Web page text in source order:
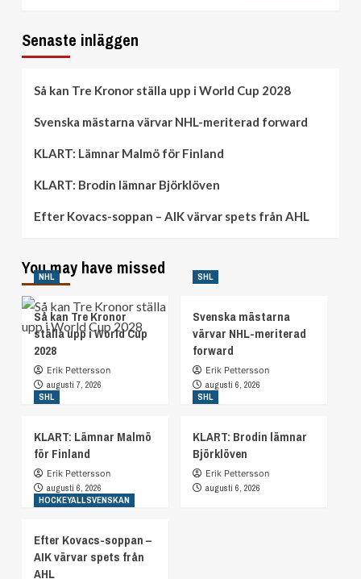
Senaste inläggen
Så kan Tre Kronor ställa upp i World Cup 2028
Svenska mästarna värvar NHL-meriterad forward
KLART: Lämnar Malmö för Finland
KLART: Brodin lämnar Björklöven
Efter Kovacs-soppan – AIK värvar spets från AHL
You may have missed
NHL
Så kan Tre Kronor
ställa upp i World Cup
2028
Erik Pettersson
augusti 7, 2026
SHL
Svenska mästarna
värvar NHL-meriterad
forward
Erik Pettersson
augusti 6, 2026
SHL
KLART: Lämnar Malmö
för Finland
Erik Pettersson
augusti 6, 2026
SHL
KLART: Brodin lämnar
Björklöven
Erik Pettersson
augusti 6, 2026
HOCKEYALLSVENSKAN
Efter Kovacs-soppan –
AIK värvar spets från
AHL